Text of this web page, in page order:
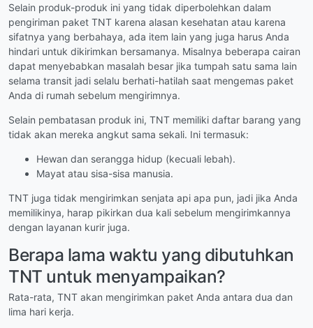
Selain produk-produk ini yang tidak diperbolehkan dalam
pengiriman paket TNT karena alasan kesehatan atau karena
sifatnya yang berbahaya, ada item lain yang juga harus Anda
hindari untuk dikirimkan bersamanya. Misalnya beberapa cairan
dapat menyebabkan masalah besar jika tumpah satu sama lain
selama transit jadi selalu berhati-hatilah saat mengemas paket
Anda di rumah sebelum mengirimnya.
Selain pembatasan produk ini, TNT memiliki daftar barang yang
tidak akan mereka angkut sama sekali. Ini termasuk:
Hewan dan serangga hidup (kecuali lebah).
Mayat atau sisa-sisa manusia.
TNT juga tidak mengirimkan senjata api apa pun, jadi jika Anda
memilikinya, harap pikirkan dua kali sebelum mengirimkannya
dengan layanan kurir juga.
Berapa lama waktu yang dibutuhkan
TNT untuk menyampaikan?
Rata-rata, TNT akan mengirimkan paket Anda antara dua dan
lima hari kerja.